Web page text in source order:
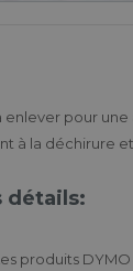
enlever pour
à la déchirure
détails:
produits